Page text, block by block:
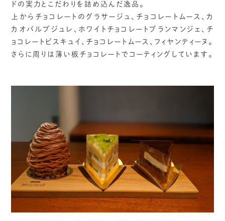
ドの実力とこだわりを詰め込んだ逸品。
上からチョコレートのグラサージュ、チョコレートムース、カ
カオパルプジュレ、ホワイトチョコレートブランマンジェ、チ
ョコレートビスキュイ、チョコレートムース、フィヤンティーヌ。
さらに周りは薄い板チョコレートでコーティングしています。